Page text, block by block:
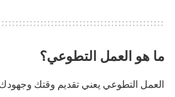
ما هو العمل التطوعي؟
العمل التطوعي يعني تقديم وقتك